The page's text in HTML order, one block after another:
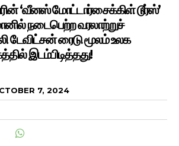
‘வீனஸ் மோட்டார்சைக்கிள் டூர்ஸ்’
நடைபெற்ற வரலாற்றுச்
டேவிட்சன் ரைடு மூலம் உலக
இடம்பிடித்தது!
7, 2024